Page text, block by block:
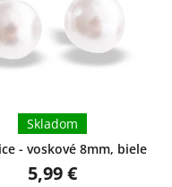
- voskové 8mm, biele
Skladom
5,99 €